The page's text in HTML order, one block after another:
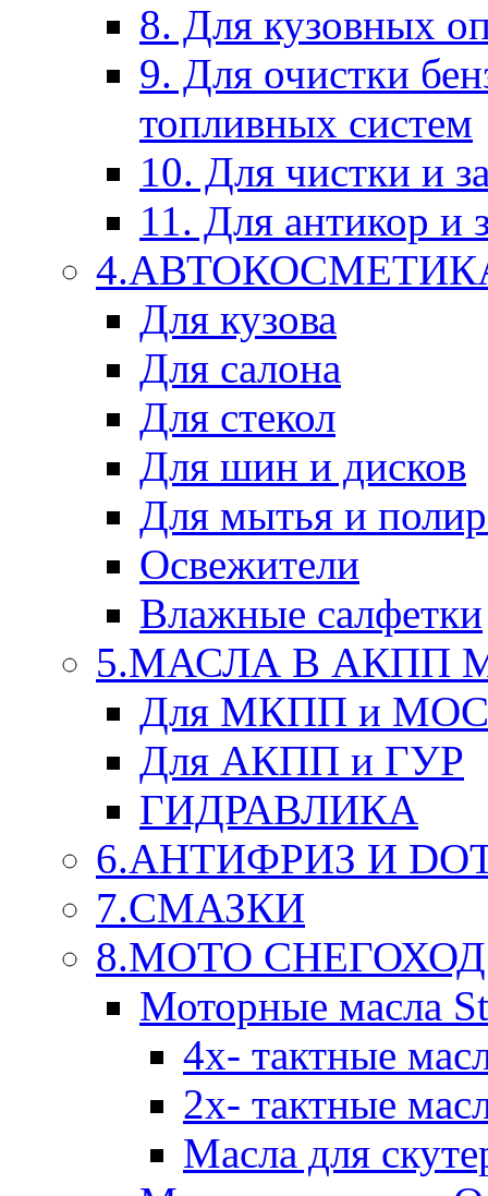
8. Для кузовных
9. Для очистки
топливных систем
10. Для чистки и
11. Для антикор и
Для кузова
Для салона
Для стекол
Для шин и дисков
Для мытья и
Освежители
Влажные салфетки
5.МАСЛА В АКПП
Для МКПП и
Для АКПП и ГУР
ГИДРАВЛИКА
6.АНТИФРИЗ И
7.СМАЗКИ
8.МОТО
Моторные масла
4х- тактные
2х- тактные
Масла для